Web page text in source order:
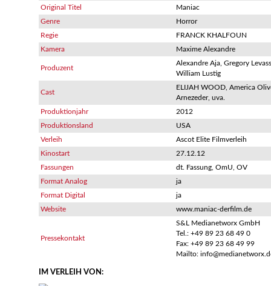
Original Titel
Maniac
Genre
Horror
Regie
FRANCK KHALFOUN
Kamera
Maxime Alexandre
Produzent
Alexandre Aja, Gregory
William Lustig
Cast
ELIJAH WOOD, America
Arnezeder, uva.
Produktionjahr
2012
Produktionsland
USA
Verleih
Ascot Elite Filmverleih
Kinostart
27.12.12
Fassungen
dt. Fassung, OmU, OV
Format Analog
ja
Format Digital
ja
Website
www.maniac-derfilm.de
Pressekontakt
S&L Medianetworx GmbH
Tel.: +49 89 23 68 49 0
Fax: +49 89 23 68 49 99
Mailto:
IM VERLEIH VON: